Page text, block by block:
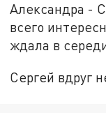
Александра -
всего
ждала в
Сергей вдруг